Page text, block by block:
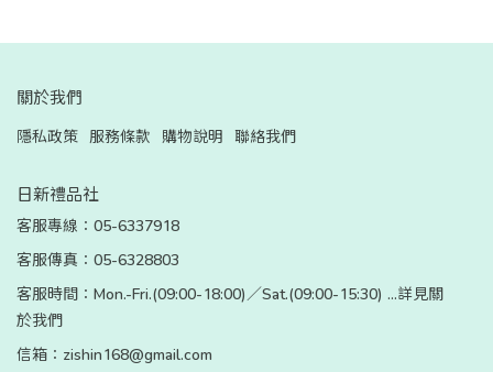
關於我們
隱私政策 服務條款 購物說明 聯絡我們
日新禮品社
客服專線：05-6337918
客服傳真：05-6328803
客服時間：Mon.-Fri.(09:00-18:00)／Sat.(09:00-15:30) ...詳見關
於我們
信箱：zishin168@gmail.com